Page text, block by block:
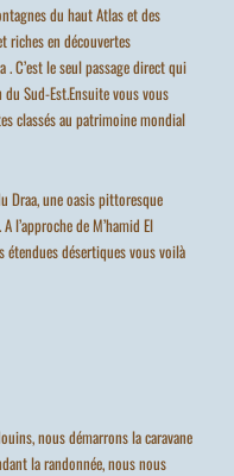
du haut Atlas et des
riches en découvertes
. C’est le seul passage direct qui
Sud-Est.Ensuite vous vous
classés au patrimoine mondial
Draa, une oasis pittoresque
l’approche de M’hamid El
étendues désertiques vous voilà
nous démarrons la caravane
la randonnée, nous nous